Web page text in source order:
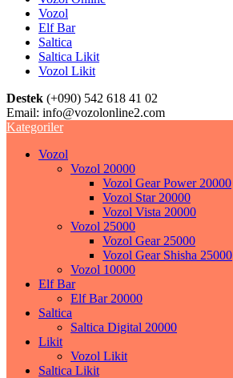
Vozol
Elf Bar
Saltica
Saltica Likit
Vozol Likit
Destek (+090) 542 618 41 02
Email: info@vozolonline2.com
Kategoriler
Vozol
Vozol 20000
Vozol Gear Power 20000
Vozol Star 20000
Vozol Vista 20000
Vozol 25000
Vozol Gear 25000
Vozol Gear Shisha 25000
Vozol 10000
Elf Bar
Elf Bar 20000
Saltica
Saltica Digital 20000
Likit
Vozol Likit
Saltica Likit